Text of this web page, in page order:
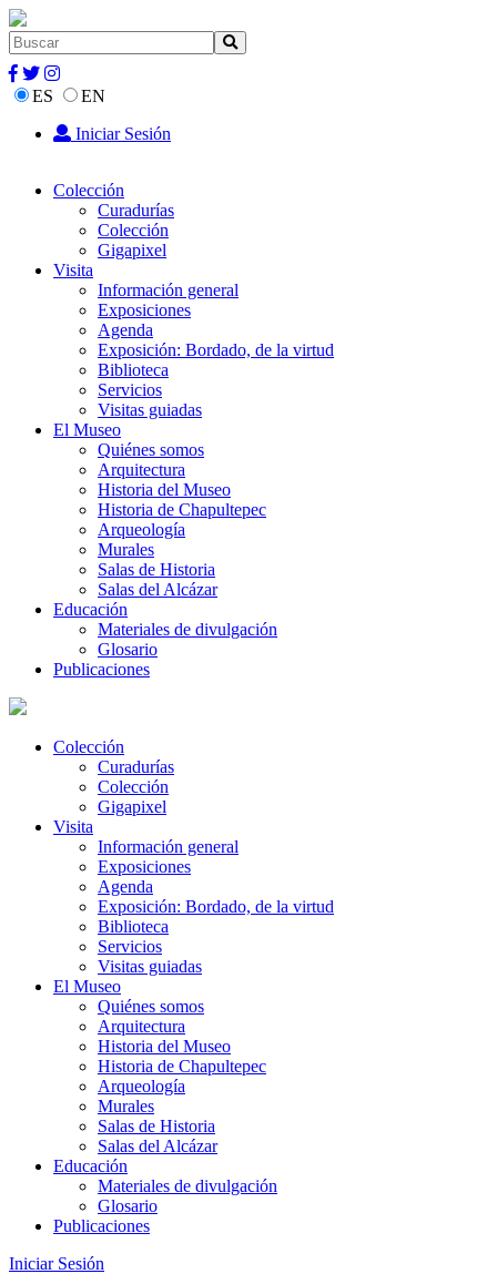
ES
EN
Iniciar Sesión
Colección
Curadurías
Colección
Gigapixel
Visita
Información general
Exposiciones
Agenda
Exposición: Bordado, de la virtud
Biblioteca
Servicios
Visitas guiadas
El Museo
Quiénes somos
Arquitectura
Historia del Museo
Historia de Chapultepec
Arqueología
Murales
Salas de Historia
Salas del Alcázar
Educación
Materiales de divulgación
Glosario
Publicaciones
Colección
Curadurías
Colección
Gigapixel
Visita
Información general
Exposiciones
Agenda
Exposición: Bordado, de la virtud
Biblioteca
Servicios
Visitas guiadas
El Museo
Quiénes somos
Arquitectura
Historia del Museo
Historia de Chapultepec
Arqueología
Murales
Salas de Historia
Salas del Alcázar
Educación
Materiales de divulgación
Glosario
Publicaciones
Iniciar Sesión